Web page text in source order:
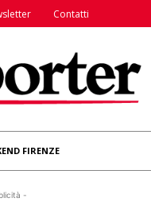
Contatti
FIRENZE
-